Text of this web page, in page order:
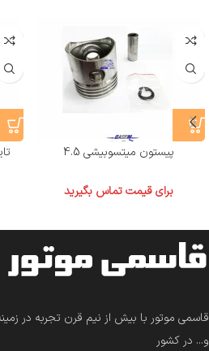
پیستون میتسوبیشی 4.5
برای قیمت تماس بگیرید
قاسمی موتور با بیش از نیم قرن تجربه در
و... در کشور